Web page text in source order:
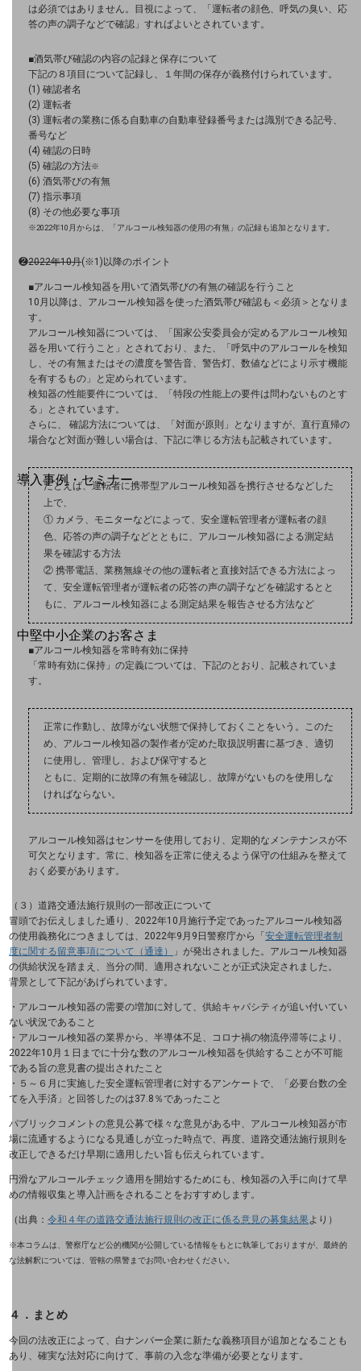
ドコモBiz データ無制限 ドコモ MAX ドコモ mini ドコモBiz かけ放題
ケータイプラン
5Gデータプラス
データプラス
IoT向け回線料金
home5Gプラン
モバイルサービス
運用保守・故障紛失サポート
回線・ネットワーク
お手続き
導入事例・セミナー
導入事例TOP
最新の導入事例や注目の導入事例をご紹介します
セミナー
開催・出展する各種セミナー、イベント情報をご紹介します
別ウィンドウで開きます
中堅中小企業のお客さま
NTTドコモビジネスウォッチ
ビジネスお役立ち情報
解決するヒントをお届けする記事サイト
新着記事
お役立ち資料ダウンロード
トレンド記事特集
IT用語集
中堅中小企業向け
サービス・ソリューション
課題やニーズに合ったサービスをご紹介し、
中堅中小企業のビジネスをサポート！
お悩みから見つける
ネットワーク
モバイル・音声
リモート・ハイブリッドワーク
セキュリティ
その他のお悩みはこちら
業界から見つける
業界から見つけるTOP
製造業
運輸業
地域産業
その他の業界はこちら
は必須ではありません。目視によって、「運転者の顔色、呼気の臭い、応
答の声の調子などで確認」すればよいとされています。
■酒気帯び確認の内容の記録と保存について
下記の８項目について記録し、１年間の保存が義務付けられています。
(1) 確認者名
(2) 運転者
(3) 運転者の業務に係る自動車の自動車登録番号または識別できる記号、
番号など
(4) 確認の日時
(5) 確認の方法※
(6) 酒気帯びの有無
(7) 指示事項
(8) その他必要な事項
※2022年10月からは、「アルコール検知器の使用の有無」の記録も追加となります。
❷2022年10月(※1)以降のポイント
■アルコール検知器を用いて酒気帯びの有無の確認を行うこと
10月以降は、アルコール検知器を使った酒気帯び確認も＜必須＞となりま
す。
アルコール検知器については、「国家公安委員会が定めるアルコール検知
器を用いて行うこと」とされており、また、「呼気中のアルコールを検知
し、その有無またはその濃度を警告音、警告灯、数値などにより示す機能
を有するもの」と定められています。
検知器の性能要件については、「特段の性能上の要件は問わないものとす
る」とされています。
さらに、 確認方法については、「対面が原則」となりますが、直行直帰の
場合など対面が難しい場合は、下記に準じる方法も記載されています。
たとえば、運転者に携帯型アルコール検知器を携行させるなどした
上で、
① カメラ、モニターなどによって、安全運転管理者が運転者の顔
色、応答の声の調子などとともに、アルコール検知器による測定結
果を確認する方法
② 携帯電話、業務無線その他の運転者と直接対話できる方法によっ
て、安全運転管理者が運転者の応答の声の調子などを確認するとと
もに、アルコール検知器による測定結果を報告させる方法など
■アルコール検知器を常時有効に保持
「常時有効に保持」の定義については、下記のとおり、記載されていま
す。
正常に作動し、故障がない状態で保持しておくことをいう。このた
め、アルコール検知器の製作者が定めた取扱説明書に基づき、適切
に使用し、管理し、および保守すると
ともに、定期的に故障の有無を確認し、故障がないものを使用しな
ければならない。
アルコール検知器はセンサーを使用しており、定期的なメンテナンスが不
可欠となります。常に、検知器を正常に使えるよう保守の仕組みを整えて
おく必要があります。
（３）道路交通法施行規則の一部改正について
冒頭でお伝えしました通り、2022年10月施行予定であったアルコール検知器
の使用義務化につきましては、2022年9月9日警察庁から「安全運転管理者制
度に関する留意事項について（通達）
」が発出されました。アルコール検知器
の供給状況を踏まえ、当分の間、適用されないことが正式決定されました。
背景として下記があげられています。
・アルコール検知器の需要の増加に対して、供給キャパシティが追い付いてい
ない状況であること
・アルコール検知器の業界から、半導体不足、コロナ禍の物流停滞等により、
2022年10月１日までに十分な数のアルコール検知器を供給することが不可能
である旨の意見書の提出されたこと
・５～６月に実施した安全運転管理者に対するアンケートで、「必要台数の全
てを入手済」と回答したのは37.8％であったこと
パブリックコメントの意見公募で様々な意見がある中、アルコール検知器が市
場に流通するようになる見通しが立った時点で、再度、道路交通法施行規則を
改正しできるだけ早期に適用したい旨も伝えられています。
円滑なアルコールチェック適用を開始するためにも、検知器の入手に向けて早
めの情報収集と導入計画をされることをおすすめします。
（出典：令和４年の道路交通法施行規則の改正に係る意見の募集結果より）
※本コラムは、警察庁など公的機関が公開している情報をもとに執筆しておりますが、最終的
な法解釈については、管轄の県警までお問い合わせください。
４．まとめ
今回の法改正によって、白ナンバー企業に新たな義務項目が追加となることも
あり、確実な法対応に向けて、事前の入念な準備が必要となります。